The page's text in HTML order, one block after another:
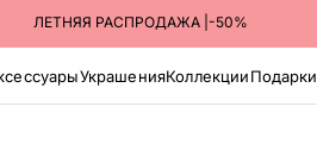
ЛЕТНЯЯ РАСПРОДАЖА |-50%
УкрашенияКоллекцииПодарки